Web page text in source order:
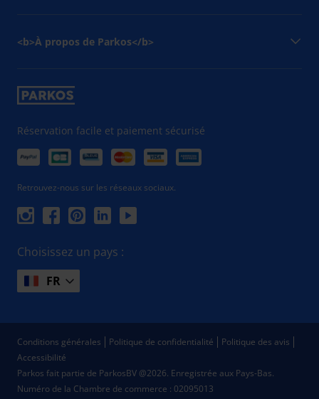
Réservation facile et paiement sécurisé
Retrouvez-nous sur les réseaux sociaux.
Choisissez un pays :
FR
<b>À propos de Parkos</b>
Parkos fait partie de ParkosBV @2026. Enregistrée aux Pays-Bas.
Numéro de la Chambre de commerce : 02095013
Conditions générales Politique de confidentialité
Politique des avis
Accessibilité